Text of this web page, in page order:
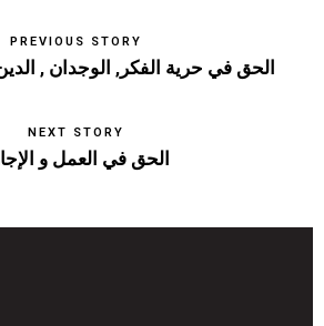
PREVIOUS STORY
الحق في حرية الفكر, الوجدان , الدين
NEXT STORY
الحق في العمل و